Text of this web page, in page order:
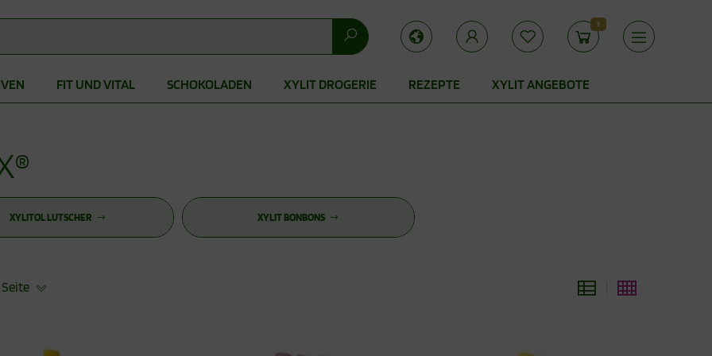
1
FIT UND VITAL SCHOKOLADEN XYLIT DROGERIE REZEPTE XYLIT ANGEBOTE
XYLITOL LUTSCHER XYLIT BONBONS